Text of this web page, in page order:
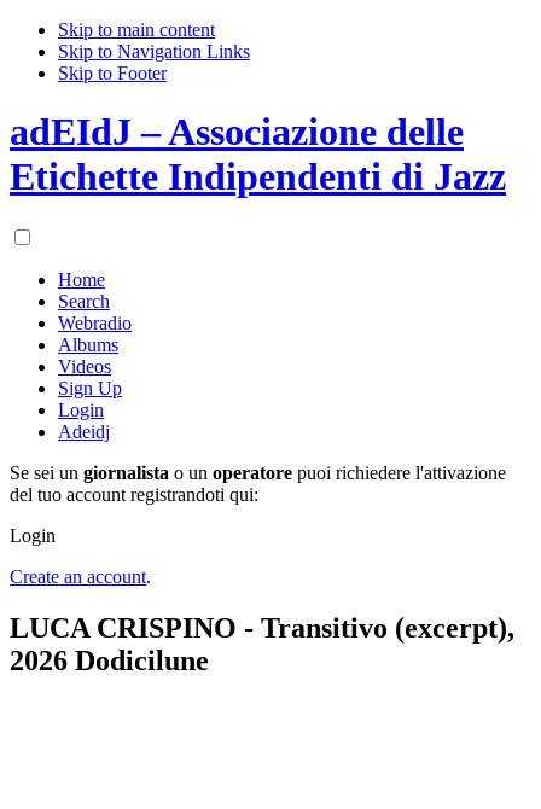
Skip to main content
Skip to Navigation Links
Skip to Footer
adEIdJ – Associazione delle
Etichette Indipendenti di Jazz
Home
Search
Webradio
Albums
Videos
Sign Up
Login
Adeidj
Se sei un giornalista o un operatore puoi richiedere l'attivazione
del tuo account registrandoti qui:
Login
Create an account.
LUCA CRISPINO - Transitivo (excerpt),
2026 Dodicilune